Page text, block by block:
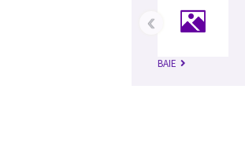
BAIE
‹